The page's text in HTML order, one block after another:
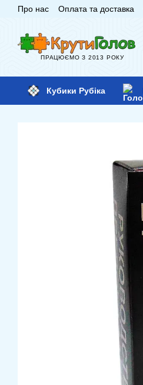
Перейти до основного контенту
Про нас Оплата та доставка
ПРАЦЮЄМО З 2013 РОКУ
Кубики Рубіка